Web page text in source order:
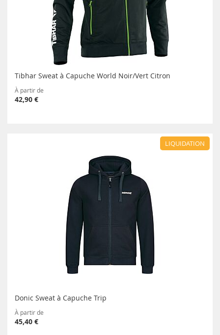
Tibhar Sweat à Capuche World Noir/Vert Citron
À partir de
42,90 €
LIQUIDATION
Donic Sweat à Capuche Trip
À partir de
45,40 €